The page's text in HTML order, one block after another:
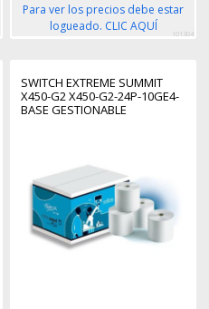
Para ver los precios debe estar
logueado. CLIC AQUÍ
101304
SWITCH EXTREME SUMMIT
X450-G2 X450-G2-24P-10GE4-
BASE GESTIONABLE